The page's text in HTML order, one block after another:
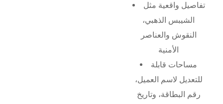
تفاصيل واقعية مثل
الشيبس الذهبي،
النقوش والعناصر
الأمنية
مساحات قابلة
للتعديل لاسم العميل،
رقم البطاقة، وتاريخ